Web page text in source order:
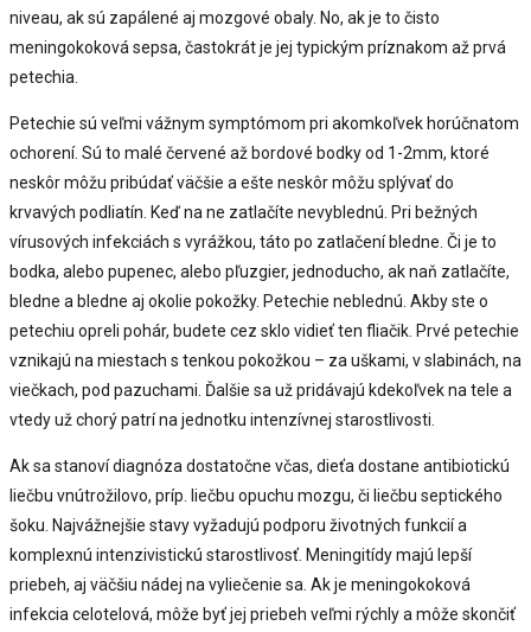
niveau, ak sú zapálené aj mozgové obaly. No, ak je to čisto
meningokoková sepsa, častokrát je jej typickým príznakom až prvá
petechia.
Petechie sú veľmi vážnym symptómom pri akomkoľvek horúčnatom
ochorení. Sú to malé červené až bordové bodky od 1-2mm, ktoré
neskôr môžu pribúdať väčšie a ešte neskôr môžu splývať do
krvavých podliatín. Keď na ne zatlačíte nevyblednú. Pri bežných
vírusových infekciách s vyrážkou, táto po zatlačení bledne. Či je to
bodka, alebo pupenec, alebo pľuzgier, jednoducho, ak naň zatlačíte,
bledne a bledne aj okolie pokožky. Petechie neblednú. Akby ste o
petechiu opreli pohár, budete cez sklo vidieť ten fliačik. Prvé petechie
vznikajú na miestach s tenkou pokožkou – za uškami, v slabinách, na
viečkach, pod pazuchami. Ďalšie sa už pridávajú kdekoľvek na tele a
vtedy už chorý patrí na jednotku intenzívnej starostlivosti.
Ak sa stanoví diagnóza dostatočne včas, dieťa dostane antibiotickú
liečbu vnútrožilovo, príp. liečbu opuchu mozgu, či liečbu septického
šoku. Najvážnejšie stavy vyžadujú podporu životných funkcií a
komplexnú intenzivistickú starostlivosť. Meningitídy majú lepší
priebeh, aj väčšiu nádej na vyliečenie sa. Ak je meningokoková
infekcia celotelová, môže byť jej priebeh veľmi rýchly a môže skončiť